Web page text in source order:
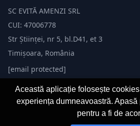
SC EVITĂ AMENZI SRL
CUI: 47006778
Str Științei, nr 5, bl.D41, et 3
Timișoara, România
[email protected]
Această aplicație folosește
experiența dumneavoastră.
pentru a fi de